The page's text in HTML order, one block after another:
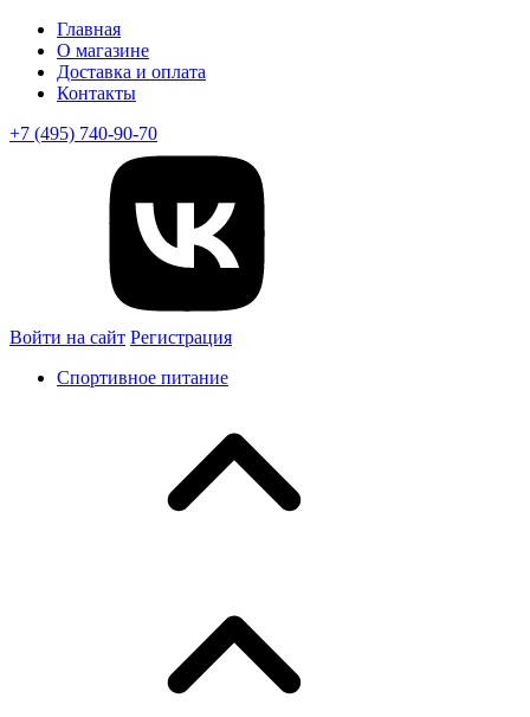
Главная
О магазине
Доставка и оплата
Контакты
+7 (495) 740-90-70
Войти на сайт Регистрация
Спортивное питание